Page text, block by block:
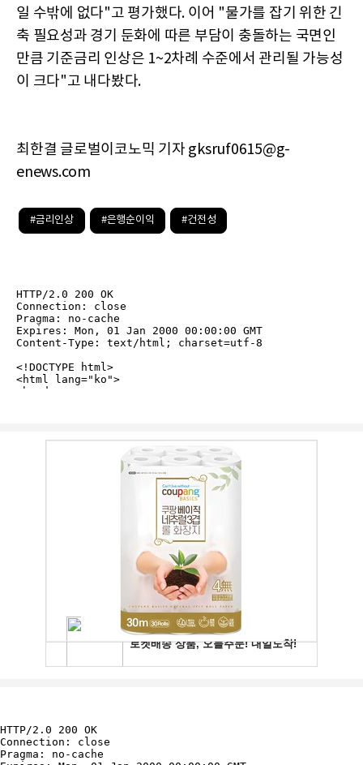
일 수밖에 없다"고 평가했다. 이어 "물가를 잡기 위한 긴
축 필요성과 경기 둔화에 따른 부담이 충돌하는 국면인
만큼 기준금리 인상은 1~2차례 수준에서 관리될 가능성
이 크다"고 내다봤다.
최한결 글로벌이코노믹 기자 gksruf0615@g-
enews.com
#금리인상 #은행순이익 #건전성